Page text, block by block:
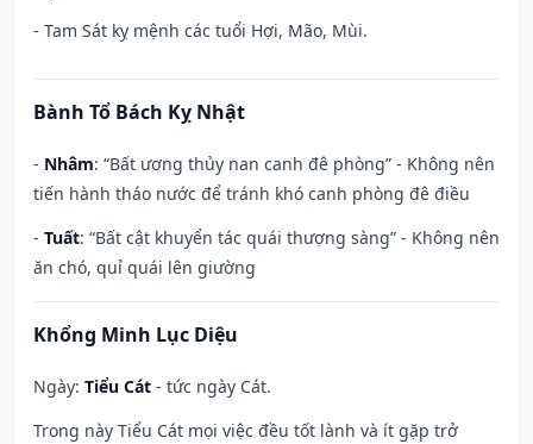
- Tam Sát kỵ mệnh các tuổi Hợi, Mão, Mùi.
Bành Tổ Bách Kỵ Nhật
- Nhâm: “Bất ương thủy nan canh đê phòng” - Không nên
tiến hành tháo nước để tránh khó canh phòng đê điều
- Tuất: “Bất cật khuyển tác quái thượng sàng” - Không nên
ăn chó, quỉ quái lên giường
Khổng Minh Lục Diệu
Ngày: Tiểu Cát - tức ngày Cát.
Trong này Tiểu Cát mọi việc đều tốt lành và ít gặp trở